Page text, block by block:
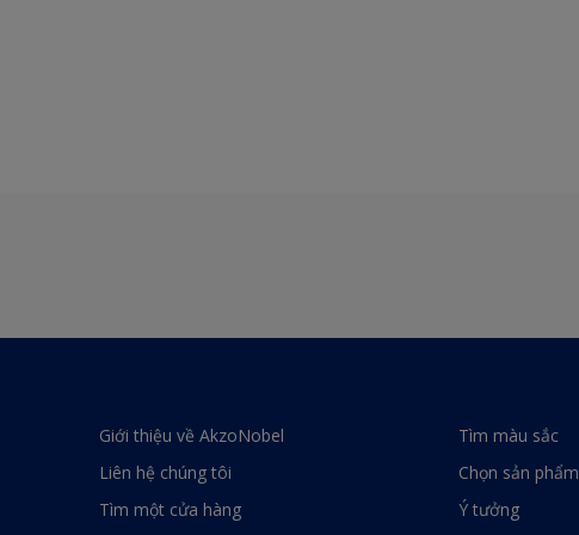
Giới thiệu về AkzoNobel
Liên hệ chúng tôi
Tìm một cửa hàng
Tìm màu sắc
Chọn sản phẩm
Ý tưởng